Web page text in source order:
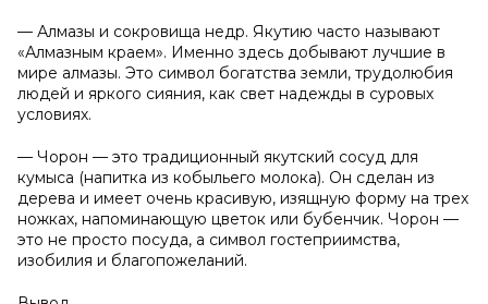
— Алмазы и сокровища недр. Якутию часто называют
«Алмазным краем». Именно здесь добывают лучшие в
мире алмазы. Это символ богатства земли, трудолюбия
людей и яркого сияния, как свет надежды в суровых
условиях.
— Чорон — это традиционный якутский сосуд для
кумыса (напитка из кобыльего молока). Он сделан из
дерева и имеет очень красивую, изящную форму на трех
ножках, напоминающую цветок или бубенчик. Чорон —
это не просто посуда, а символ гостеприимства,
изобилия и благопожеланий.